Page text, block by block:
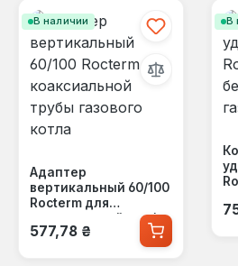
В наличии
Адаптер
вертикальный 60/100
Rocterm для
коаксиальной трубы
газового котла
Обычная цена:
577,78 ₴
В